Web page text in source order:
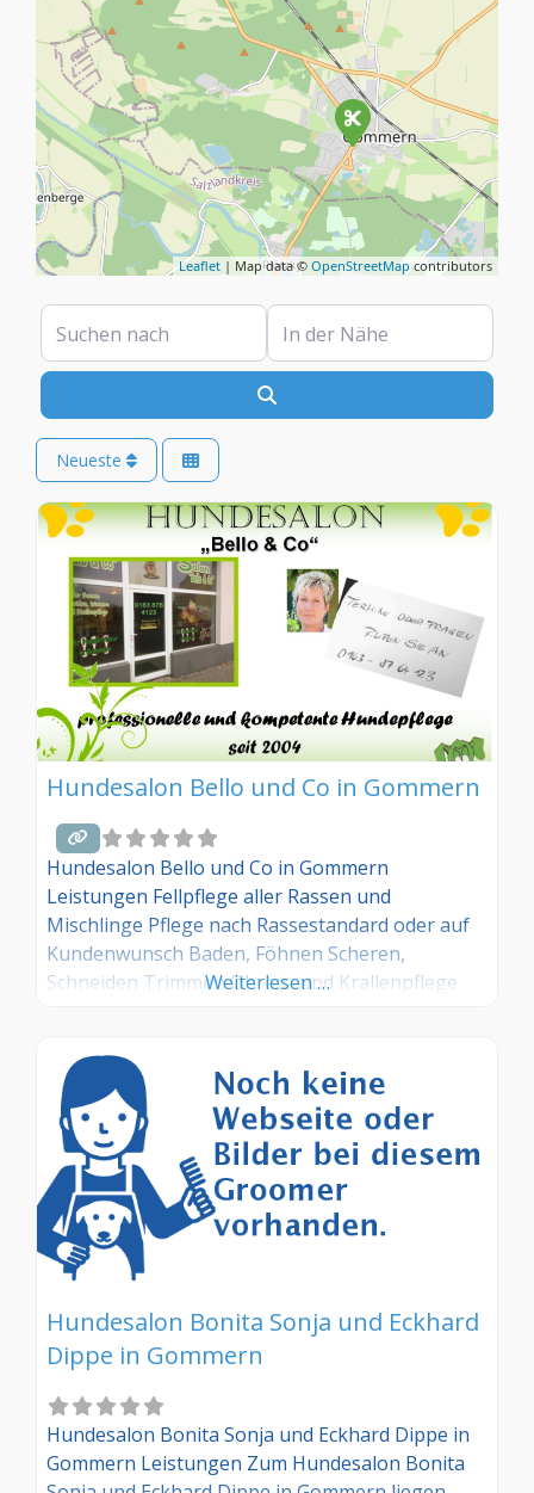
Leaflet | Map data © OpenStreetMapcontributors
Suchen nach In der Nähe
Neueste
Hundesalon Bello und Co in Gommern
Hundesalon Bello und Co in Gommern
Leistungen Fellpflege aller Rassen und
Mischlinge Pflege nach Rassestandard oder auf
Kundenwunsch Baden, Föhnen Scheren,
Schneiden Trimmen Ohren- und Krallenpflege
Weiterlesen …
Hundesalon Bonita Sonja und Eckhard
Dippe in Gommern
Hundesalon Bonita Sonja und Eckhard Dippe in
Gommern Leistungen Zum Hundesalon Bonita